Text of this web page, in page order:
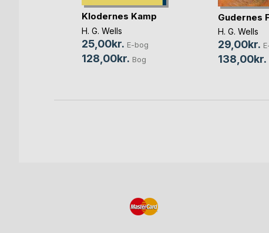
Klodernes Kamp
H. G. Wells
25,00kr. E-bog
128,00kr. Bog
Gudernes
H. G. Wells
29,00kr.
138,00kr.